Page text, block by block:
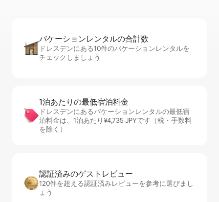
バケーションレ⁠ン⁠タ⁠ル⁠の合⁠計⁠数
ドレスデンにある10件のバケーションレンタルを
チェックしましょう
1泊あたりの最⁠低⁠宿⁠泊⁠料⁠金
ドレスデンにあるバケーションレンタルの最低宿
泊料金は、1泊あたり¥4,735 JPYです（税・手数料
を除く）
認証済みのゲ⁠ス⁠ト⁠レ⁠ビ⁠ュ⁠ー
120件を超える認証済みレビューを参考に選びまし
ょう